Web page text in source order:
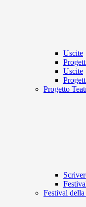
Uscite
Uscite
Progetto
Festival